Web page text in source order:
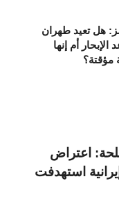
هل تعيد طهران
أم إنها
مؤقتة؟
اعتراض
إيرانية استهدفت